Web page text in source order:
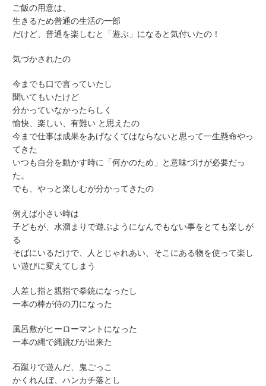
ご飯の用意は、
生きるため普通の生活の一部
だけど、普通を楽しむと「遊ぶ」になると気付いたの！
気づかされたの
今までも口で言っていたし
聞いてもいたけど
分かっていなかったらしく
愉快、楽しい、有難い と思えたの
今まで仕事は成果をあげなくてはならないと思って一生懸命やっ
てきた
いつも自分を動かす時に「何かのため」と意味づけが必要だっ
た。
でも、やっと楽しむが分かってきたの
例えば小さい時は
子どもが、水溜まりで遊ぶようになんでもない事をとても楽しが
る
そばにいるだけで、人とじゃれあい、そこにある物を使って楽し
い遊びに変えてしまう
人差し指と親指で拳銃になったし
一本の棒が侍の刀になった
風呂敷がヒーローマントになった
一本の縄で縄跳びが出来た
石蹴りで遊んだ、鬼ごっこ
かくれんぼ、ハンカチ落とし